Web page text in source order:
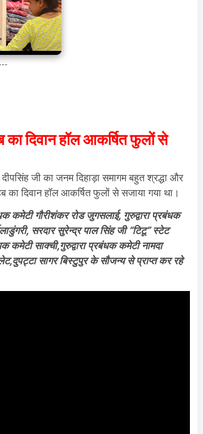
का दिवान हॉल आकर्षित फुलों से
जी का जनम दिहाड़ा समागम बहुत श्रद्धा और
का दिवान हॉल आकर्षित फुलों से सजाया गया था।
कमेटी गौरीशंकर रोड जुगसलाई, गुरुद्वारा प्रबंधक
सरदार सुरेन्द्र पाल सिंह जी “टिटू” स्टेट
कमेटी साक्ची,गुरुद्वारा प्रबंधक कमेटी नामदा
सागर बिस्टुपुर के सौजन्य से प्राप्त कर रहे